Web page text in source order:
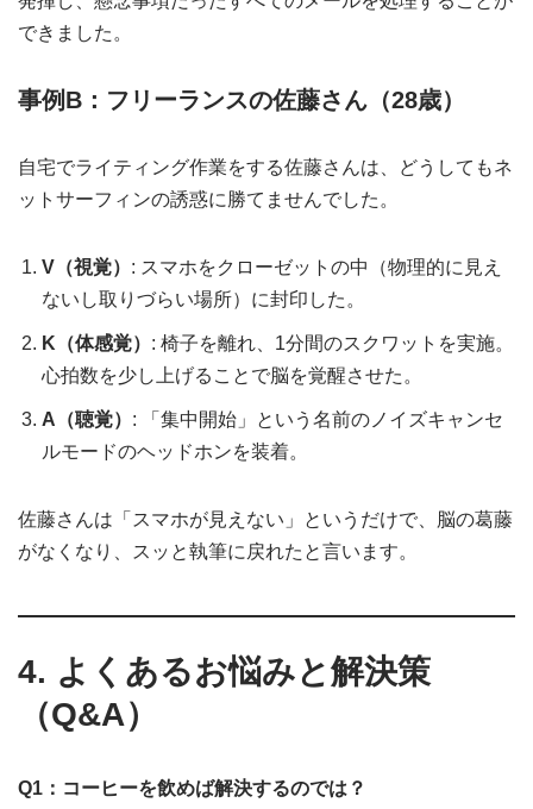
できました。
事例B：フリーランスの佐藤さん（28歳）
自宅でライティング作業をする佐藤さんは、どうしてもネ
ットサーフィンの誘惑に勝てませんでした。
V（視覚） : スマホをクローゼットの中（物理的に見え
ないし取りづらい場所）に封印した。
K（体感覚） : 椅子を離れ、1分間のスクワットを実施。
心拍数を少し上げることで脳を覚醒させた。
A（聴覚） : 「集中開始」という名前のノイズキャンセ
ルモードのヘッドホンを装着。
佐藤さんは「スマホが見えない」というだけで、脳の葛藤
がなくなり、スッと執筆に戻れたと言います。
4. よくあるお悩みと解決策
（Q&A）
Q1：コーヒーを飲めば解決するのでは？